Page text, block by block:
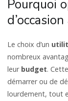
Pourquoi
Le choix d’un
nombreux
leur budget. Cette
démarrer ou de
lourdement, tout